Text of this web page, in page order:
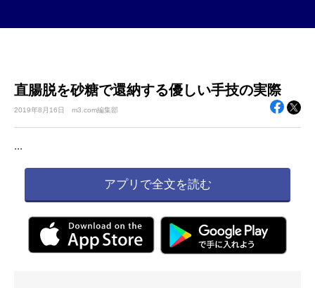
直腸脱を砂糖で還納する優しい手技の実際
2019年8月16日 m3.com編集部
...
アプリで全文を読む